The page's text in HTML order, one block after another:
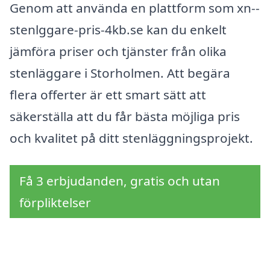
Genom att använda en plattform som xn--
stenlggare-pris-4kb.se kan du enkelt
jämföra priser och tjänster från olika
stenläggare i Storholmen. Att begära
flera offerter är ett smart sätt att
säkerställa att du får bästa möjliga pris
och kvalitet på ditt stenläggningsprojekt.
Få 3 erbjudanden, gratis och utan
förpliktelser